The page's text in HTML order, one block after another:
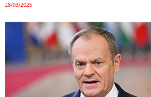
28/03/2025